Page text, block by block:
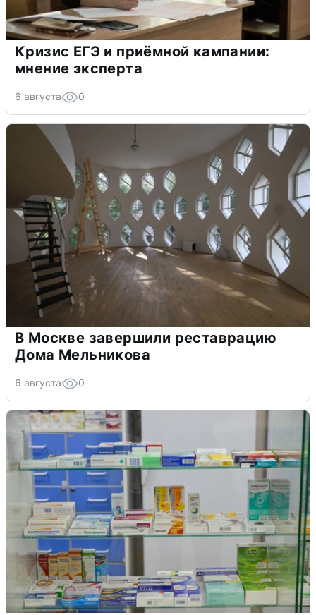
Кризис ЕГЭ и приёмной кампании:
мнение эксперта
6 августа 0
В Москве завершили реставрацию
Дома Мельникова
6 августа 0